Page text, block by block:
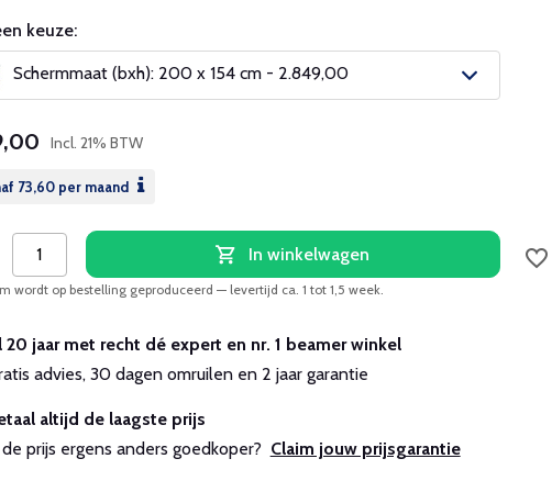
keuze:
Schermmaat (bxh): 200 x 154 cm - 2.849,00
Incl. 21% BTW
73,60per maand
In winkelwagen
wordt op bestelling geproduceerd — levertijd ca. 1 tot 1,5 week.
20 jaar met recht dé expert en nr. 1 beamer winkel
advies, 30 dagen omruilen en 2 jaar garantie
altijd de laagste prijs
de prijs ergens anders goedkoper? Claim jouw prijsgarantie